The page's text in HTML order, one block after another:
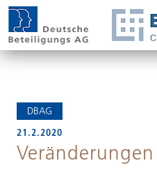
DBAG
21.2.2020